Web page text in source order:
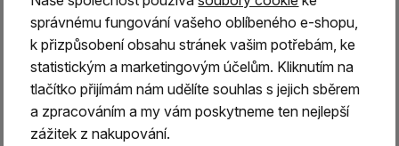
správnému fungování vašeho oblíbeného e-shopu,
k přizpůsobení obsahu stránek vašim potřebám, ke
statistickým a marketingovým účelům. Kliknutím na
tlačítko přijímám nám udělíte souhlas s jejich sběrem
a zpracováním a my vám poskytneme ten nejlepší
zážitek z nakupování.